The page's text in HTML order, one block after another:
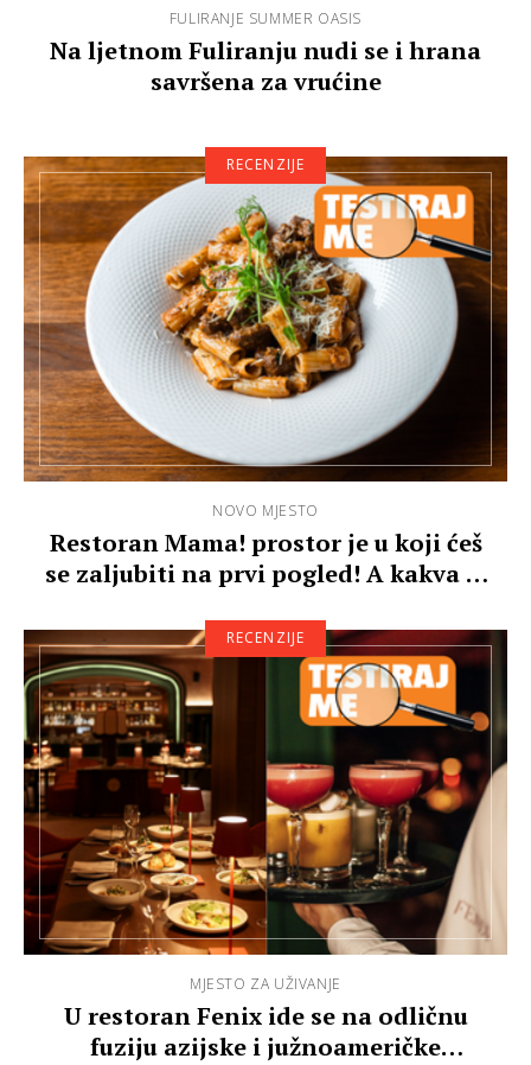
FULIRANJE SUMMER OASIS
Na ljetnom Fuliranju nudi se i hrana
savršena za vrućine
NOVO MJESTO
Restoran Mama! prostor je u koji ćeš
se zaljubiti na prvi pogled! A kakva je
RECENZIJE
MJESTO ZA UŽIVANJE
U restoran Fenix ide se na odličnu
fuziju azijske i južnoameričke
RECENZIJE